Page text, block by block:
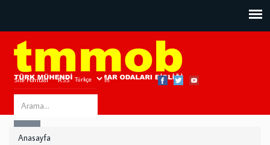
Site Haritası RSS Bize Ulaşın
Search
this
Anasayfa